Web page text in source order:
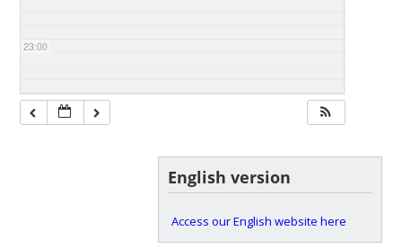
23:00
English version
Access our English website here